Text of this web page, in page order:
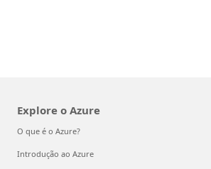
Explore o Azure
O que é o Azure?
Introdução ao Azure